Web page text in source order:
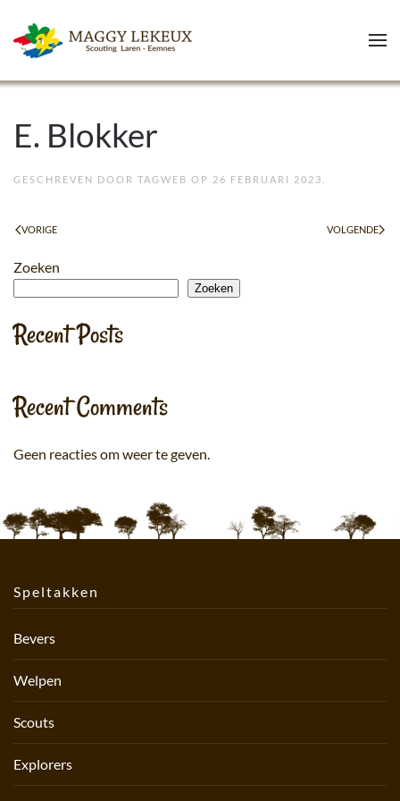
Skip to main content
E. Blokker
GESCHREVEN DOOR TAGWEB OP 26 FEBRUARI 2023
VORIGE VOLGENDE
Zoeken
Zoeken
Recent Posts
Recent Comments
Geen reacties om weer te geven.
Speltakken
Bevers
Welpen
Scouts
Explorers